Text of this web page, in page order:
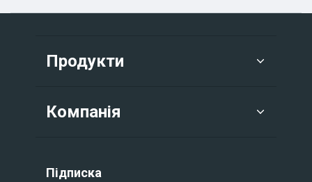
Продукти
Компанія
Підписка